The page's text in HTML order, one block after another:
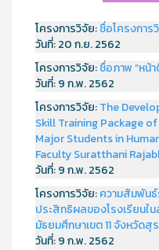
โครงการวิจัย:ชื่อโครงการ
วันที่:20 ก.ย. 2562
โครงการวิจัย:ชื่อภาพ “หน้
วันที่:9 ก.พ. 2562
โครงการวิจัย:The
Skill Training Package
Major Students in
Faculty Suratthani
วันที่:9 ก.พ. 2562
โครงการวิจัย:ความสัมพันธ์
ประสิทธิผลของโรงเรียนใ
มัธยมศึกษาเขต 11 จังหวัดสุ
วันที่:9 ก.พ. 2562